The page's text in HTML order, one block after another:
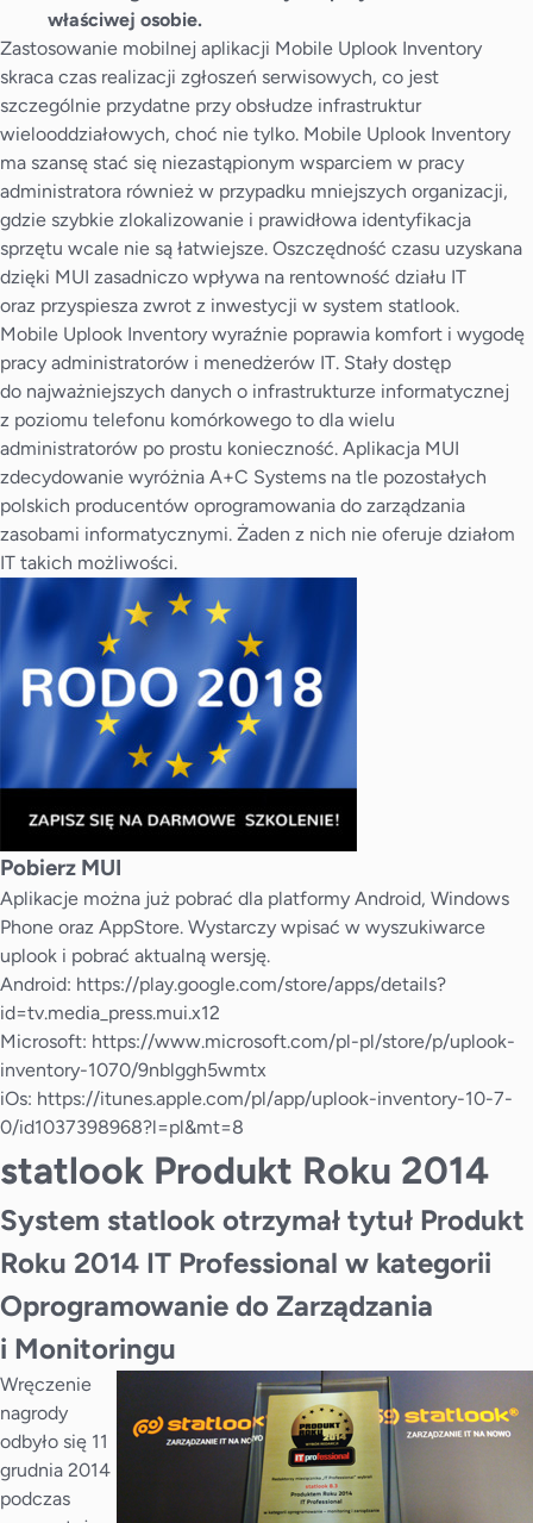
właściwej osobie.
Zastosowanie mobilnej aplikacji Mobile Uplook Inventory
skraca czas realizacji zgłoszeń serwisowych, co jest
szczególnie przydatne przy obsłudze infrastruktur
wielooddziałowych, choć nie tylko. Mobile Uplook Inventory
ma szansę stać się niezastąpionym wsparciem w pracy
administratora również w przypadku mniejszych organizacji,
gdzie szybkie zlokalizowanie i prawidłowa identyfikacja
sprzętu wcale nie są łatwiejsze. Oszczędność czasu uzyskana
dzięki MUI zasadniczo wpływa na rentowność działu IT
oraz przyspiesza zwrot z inwestycji w system statlook.
Mobile Uplook Inventory wyraźnie poprawia komfort i wygodę
pracy administratorów i menedżerów IT. Stały dostęp
do najważniejszych danych o infrastrukturze informatycznej
z poziomu telefonu komórkowego to dla wielu
administratorów po prostu konieczność. Aplikacja MUI
zdecydowanie wyróżnia A+C Systems na tle pozostałych
polskich producentów oprogramowania do zarządzania
zasobami informatycznymi. Żaden z nich nie oferuje działom
IT takich możliwości.
Pobierz MUI
Aplikacje można już pobrać dla platformy Android, Windows
Phone oraz AppStore. Wystarczy wpisać w wyszukiwarce
uplook i pobrać aktualną wersję.
Android: https://play.google.com/store/apps/details?
id=tv.media_press.mui.x12
Microsoft: https://www.microsoft.com/pl-pl/store/p/uplook-
inventory-1070/9nblggh5wmtx
iOs: https://itunes.apple.com/pl/app/uplook-inventory-10-7-
0/id1037398968?l=pl&mt=8
statlook Produkt Roku 2014
System statlook otrzymał tytuł Produkt
Roku 2014 IT Professional w kategorii
Oprogramowanie do Zarządzania
i Monitoringu
Wręczenie
nagrody
odbyło się 11
grudnia 2014
podczas